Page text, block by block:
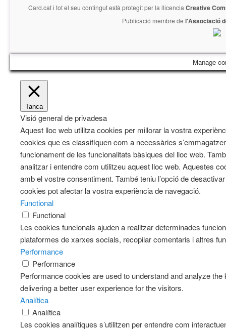
Card.cati tot el seu contingut està protegit per la llicencia Creative
Publicació membre de l'Associació
Manage
Tanca
Visió general de privadesa
Aquest lloc web utilitza cookies per millorar la vostra
cookies que es classifiquen com a necessàries
funcionament de les funcionalitats bàsiques del lloc web.
analitzar i entendre com utilitzeu aquest lloc web. Aquestes
amb el vostre consentiment. També teniu l’opció de
cookies pot afectar la vostra experiència de navegació.
Functional
Functional
Les cookies funcionals ajuden a realitzar determinades
plataformes de xarxes socials, recopilar comentaris i altres
Performance
Performance
Performance cookies are used to understand and analyze
delivering a better user experience for the visitors.
Analítica
Analítica
Les cookies analítiques s’utilitzen per entendre com